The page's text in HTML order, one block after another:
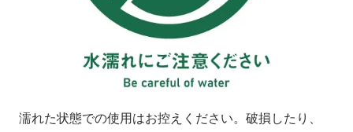
濡れた状態での使用はお控えください。破損したり、